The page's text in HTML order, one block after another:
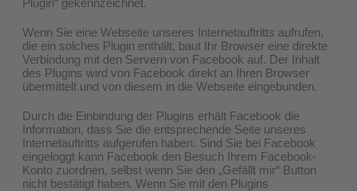
Wenn Sie eine Webseite unseres Internetauftritts aufrufen,
die ein solches Plugin enthält, baut Ihr Browser eine direkte
Verbindung mit den Servern von Facebook auf. Der Inhalt
des Plugins wird von Facebook direkt an Ihren Browser
übermittelt und von diesem in die Webseite eingebunden.
Durch die Einbindung der Plugins erhält Facebook die
Information, dass Sie die entsprechende Seite unseres
Internetauftritts aufgerufen haben. Sind Sie bei Facebook
eingeloggt kann Facebook den Besuch Ihrem Facebook-
Konto zuordnen, selbst wenn Sie den „Gefällt mir“ Button
nicht bestätigt haben. Wenn Sie mit den Plugins